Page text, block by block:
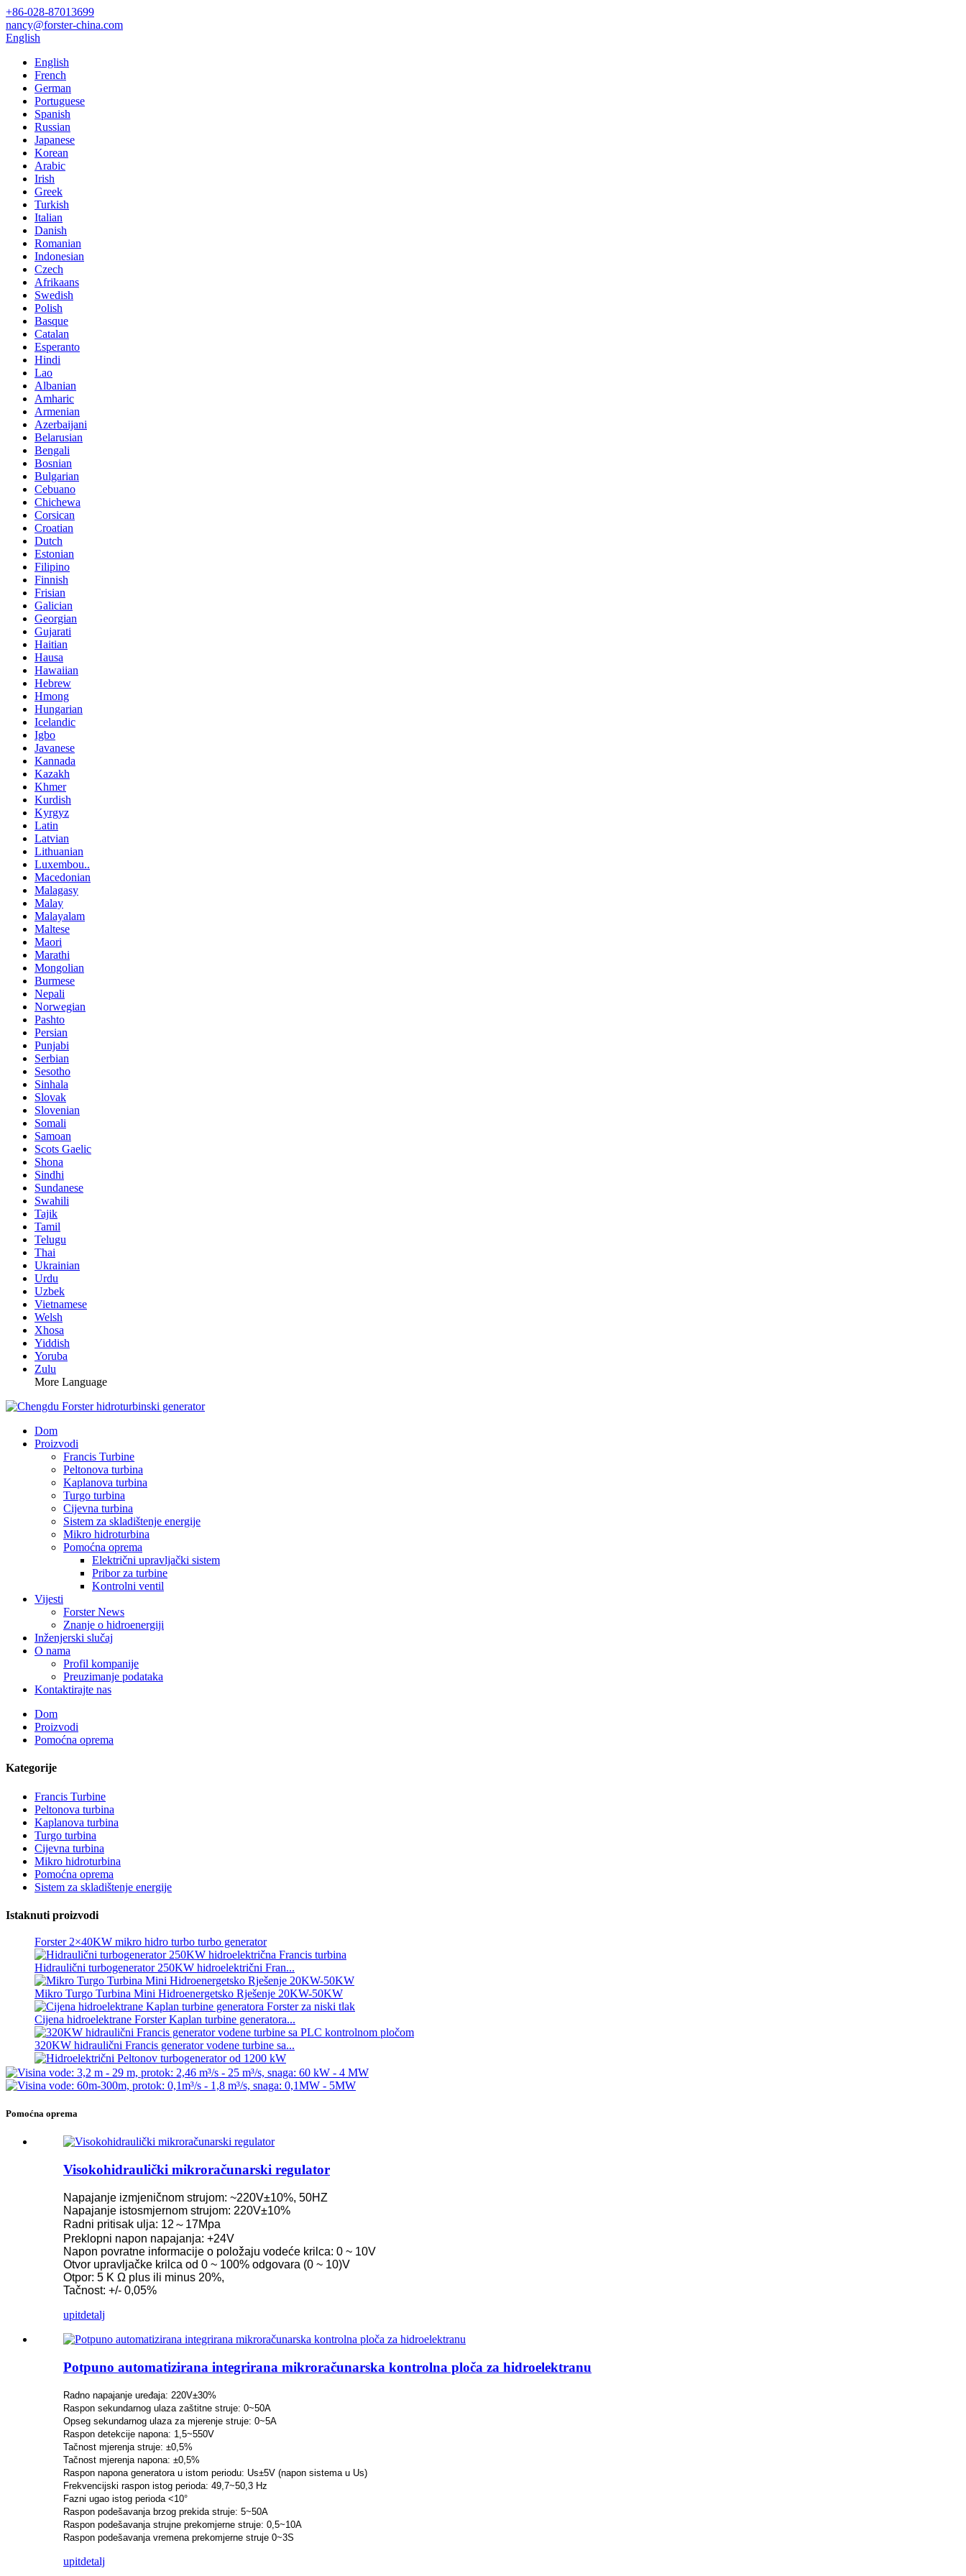
+86-028-87013699
nancy@forster-china.com
English
English
French
German
Portuguese
Spanish
Russian
Japanese
Korean
Arabic
Irish
Greek
Turkish
Italian
Danish
Romanian
Indonesian
Czech
Afrikaans
Swedish
Polish
Basque
Catalan
Esperanto
Hindi
Lao
Albanian
Amharic
Armenian
Azerbaijani
Belarusian
Bengali
Bosnian
Bulgarian
Cebuano
Chichewa
Corsican
Croatian
Dutch
Estonian
Filipino
Finnish
Frisian
Galician
Georgian
Gujarati
Haitian
Hausa
Hawaiian
Hebrew
Hmong
Hungarian
Icelandic
Igbo
Javanese
Kannada
Kazakh
Khmer
Kurdish
Kyrgyz
Latin
Latvian
Lithuanian
Luxembou..
Macedonian
Malagasy
Malay
Malayalam
Maltese
Maori
Marathi
Mongolian
Burmese
Nepali
Norwegian
Pashto
Persian
Punjabi
Serbian
Sesotho
Sinhala
Slovak
Slovenian
Somali
Samoan
Scots Gaelic
Shona
Sindhi
Sundanese
Swahili
Tajik
Tamil
Telugu
Thai
Ukrainian
Urdu
Uzbek
Vietnamese
Welsh
Xhosa
Yiddish
Yoruba
Zulu
More Language
Dom
Proizvodi
Francis Turbine
Peltonova turbina
Kaplanova turbina
Turgo turbina
Cijevna turbina
Sistem za skladištenje energije
Mikro hidroturbina
Pomoćna oprema
Električni upravljački sistem
Pribor za turbine
Kontrolni ventil
Vijesti
Forster News
Znanje o hidroenergiji
Inženjerski slučaj
O nama
Profil kompanije
Preuzimanje podataka
Kontaktirajte nas
Dom
Proizvodi
Pomoćna oprema
Kategorije
Francis Turbine
Peltonova turbina
Kaplanova turbina
Turgo turbina
Cijevna turbina
Mikro hidroturbina
Pomoćna oprema
Sistem za skladištenje energije
Istaknuti proizvodi
Alternativni hidroelektrični generator energije 500KW Fra...
Niski troškovi gradnje Visoka efikasnost Nisko zagrijavanje...
6 metara, 250 kWh i 582 kWh, kontejnerska litijum-jonska baterija...
Mali mikro hidroelektrana sa fiksnim oštricama od 10 kW, 12 kW, 15 kW, 20 kW...
Forster 2×40KW mikro hidro turbo turbo generator
Hidraulični turbogenerator 250KW hidroelektrični Fran...
Mikro Turgo Turbina Mini Hidroenergetsko Rješenje 20KW-50KW
Cijena hidroelektrane Forster Kaplan turbine generatora...
320KW hidraulični Francis generator vodene turbine sa...
Hidroelektrični Peltonov turbogenerator od 1200 kW
Niski troškovi gradnje Visoka efikasnost Nisko zagrijavanje...
6 metara, 250 kWh i 582 kWh, kontejnerska litijum-jonska baterija...
Mali mikro hidroelektrana sa fiksnim oštricama od 10 kW, 12 kW, 15 kW, 20 kW...
Forster 2×40KW mikro hidro turbo turbo generator
Hidraulična propelerska turbina 100kW Kaplan turbinski generator...
Peltonov generator s vodenim kotačem od 2200 kW hidroenergije
Mala Kaplanova turbina 10KW 12KW 15KW Mikro hidroelektrana...
Mikro Turgo Turbina Mini Hidroenergetsko Rješenje 20KW-50KW
Cijena hidroelektrane Forster Kaplan turbine generatora...
320KW hidraulični Francis generator vodene turbine sa...
Hidroelektrični Peltonov turbogenerator od 1200 kW
Alternativni hidroelektrični generator energije 500KW Fra...
Niski troškovi gradnje Visoka efikasnost Nisko zagrijavanje...
6 metara, 250 kWh i 582 kWh, kontejnerska litijum-jonska baterija...
Pomoćna oprema
Visokohidraulički mikroračunarski regulator
Napajanje izmjeničnom strujom: ~220V±10%, 50HZ
Napajanje istosmjernom strujom: 220V±10%
Radni pritisak ulja: 12～17Mpa
Preklopni napon napajanja: +24V
Napon povratne informacije o položaju vodeće krilca: 0 ~ 10V
Otvor upravljačke krilca od 0 ~ 100% odgovara (0 ~ 10)V
Otpor: 5 Κ Ω plus ili minus 20%,
Tačnost: +/- 0,05%
upitdetalj
Potpuno automatizirana integrirana mikroračunarska kontrolna ploča za hidroelektranu
Radno napajanje uređaja: 220V±30%
Raspon sekundarnog ulaza zaštitne struje: 0~50A
Opseg sekundarnog ulaza za mjerenje struje: 0~5A
Raspon detekcije napona: 1,5~550V
Tačnost mjerenja struje: ±0,5%
Tačnost mjerenja napona: ±0,5%
Raspon napona generatora u istom periodu: Us±5V (napon sistema u Us)
Frekvencijski raspon istog perioda: 49,7~50,3 Hz
Fazni ugao istog perioda <10°
Raspon podešavanja brzog prekida struje: 5~50A
Raspon podešavanja strujne prekomjerne struje: 0,5~10A
Raspon podešavanja vremena prekomjerne struje 0~3S
upitdetalj